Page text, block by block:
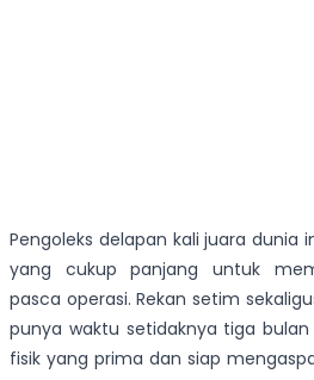
Pengoleks delapan kali juara dunia
yang cukup panjang untuk
pasca operasi. Rekan setim
punya waktu setidaknya tiga
fisik yang prima dan siap